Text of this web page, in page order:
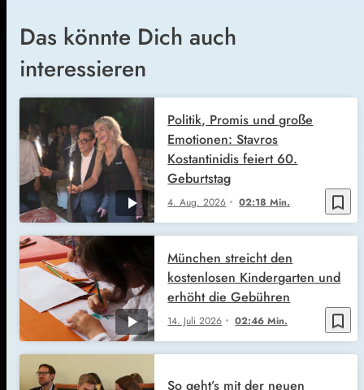
Das könnte Dich auch
interessieren
bookmark_border
4. Aug. 2026 02:18 Min.
Politik, Promis und große
Emotionen: Stavros
Kostantinidis feiert 60.
Geburtstag
bookmark_border
14. Juli 2026 02:46 Min.
München streicht den
kostenlosen Kindergarten und
erhöht die Gebühren
So geht’s mit der neuen